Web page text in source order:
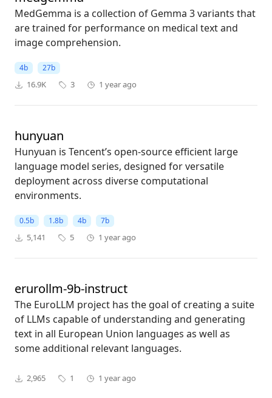
MedGemma is a collection of Gemma 3 variants that
are trained for performance on medical text and
image comprehension.
4b 27b
16.9K 3 1 year ago
hunyuan
Hunyuan is Tencent’s open-source efficient large
language model series, designed for versatile
deployment across diverse computational
environments.
0.5b 1.8b 4b 7b
5,141 5 1 year ago
erurollm-9b-instruct
The EuroLLM project has the goal of creating a suite
of LLMs capable of understanding and generating
text in all European Union languages as well as
some additional relevant languages.
2,965 1 1 year ago